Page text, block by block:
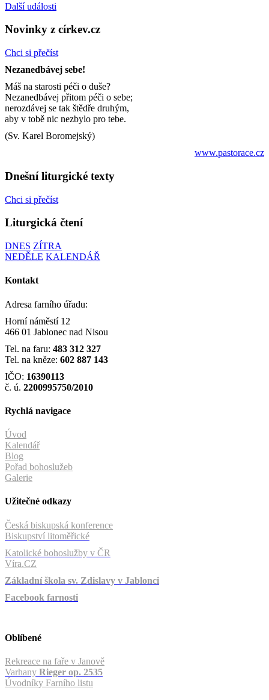
Další události
Novinky z církev.cz
Chci si přečíst
Nezanedbávej sebe!
Máš na starosti péči o duše?
Nezanedbávej přitom péči o sebe;
nerozdávej se tak štědře druhým,
aby v tobě nic nezbylo pro tebe.
(Sv. Karel Boromejský)
www.pastorace.cz
Dnešní liturgické texty
Chci si přečíst
Liturgická čtení
DNES ZÍTRA
NEDĚLE KALENDÁŘ
Kontakt
Adresa farního úřadu:
Horní náměstí 12
466 01 Jablonec nad Nisou
Tel. na faru: 483 312 327
Tel. na kněze: 602 887 143
IČO: 16390113
č. ú. 2200995750/2010
Rychlá navigace
Úvod
Kalendář
Blog
Pořad bohoslužeb
Galerie
Užitečné odkazy
Česká biskupská konference
Biskupství litoměřické
Katolické bohoslužby v ČR
Víra.CZ
Základní škola sv. Zdislavy v Jablonci
Facebook farnosti
Oblíbené
Rekreace na faře v Janově
Varhany Rieger op. 2535
Úvodníky Farního listu